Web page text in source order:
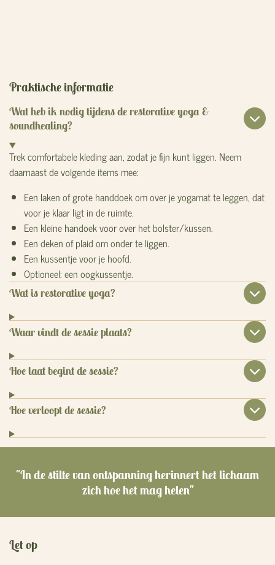
Praktische informatie
Wat heb ik nodig tijdens de restorative yoga &
soundhealing?
Trek comfortabele kleding aan, zodat je fijn kunt liggen. Neem
daarnaast de volgende items mee:
Een laken of grote handdoek om over je yogamat te leggen, dat
voor je klaar ligt in de ruimte.
Een kleine handoek voor over het bolster/kussen.
Een deken of plaid om onder te liggen.
Een kussentje voor je hoofd.
Optioneel: een oogkussentje.
Wat is restorative yoga?
Waar vindt de sessie plaats?
Hoe laat begint de sessie?
Hoe verloopt de sessie?
"In de stilte van ontspanning herinnert het lichaam
zich hoe het mag helen"
Let op